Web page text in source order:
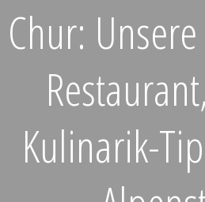
Chur:
Kulinarik-